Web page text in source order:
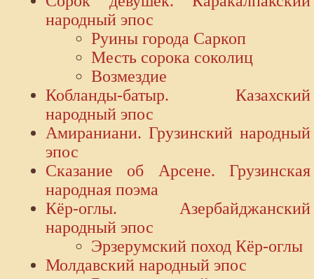
народный эпос
Руины города Саркоп
Месть сорока соколиц
Возмездие
Кобланды-батыр. Казахский
народный эпос
Амираниани. Грузинский народный
эпос
Сказание об Арсене. Грузинская
народная поэма
Кёр-оглы. Азербайджанский
народный эпос
Эрзерумский поход Кёр-оглы
Молдавский народный эпос